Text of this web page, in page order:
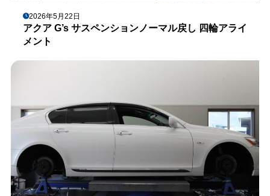
2026年5月22日
アクア G’s サスペンションノーマル戻し 四輪アライ
メント